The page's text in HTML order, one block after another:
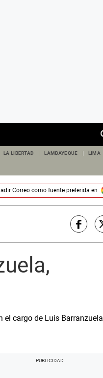
LA LIBERTAD LAMBAYEQUE LIMA
Correocomo fuente preferida en
el cargo de Luis Barranzuela